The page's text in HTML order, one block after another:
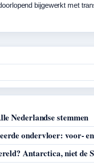
bijgewerkt met
Nederlandse stemmen
ondervloer: voor-
Antarctica, niet de